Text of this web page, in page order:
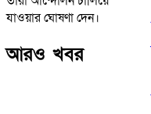
যাওয়ার ঘোষণা দেন।
আরও খবর